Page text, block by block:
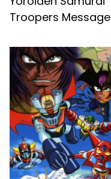
Troopers Message